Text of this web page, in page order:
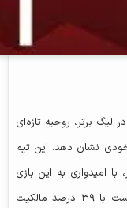
لیگ برتر، روحیه تازه‌ای
نشان دهد. این تیم
با امیدواری به این بازی
می‌آید. در آن مسابقه هیجان‌انگیز، ناتینگهام فارست با ۳۹ درصد مالکیت